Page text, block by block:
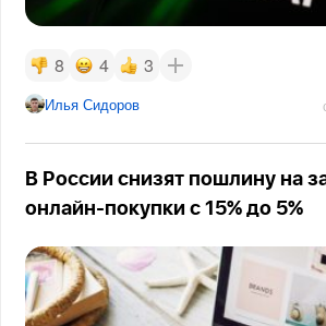
8 4 3
Илья Сидоров
В России снизят пошлину на
онлайн-покупки с 15% до 5%